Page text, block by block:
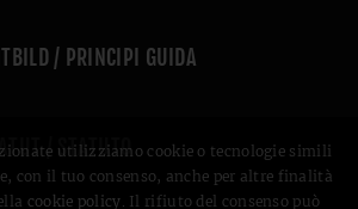
/ PRINCIPI GUIDA
/ STATUTO
utilizziamo cookie o tecnologie simili
con il tuo consenso, anche per altre finalità
cookie policy. Il rifiuto del consenso può